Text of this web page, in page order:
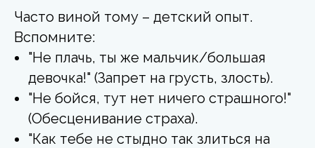
Часто виной тому – детский опыт.
Вспомните:
"Не плачь, ты же мальчик/большая
девочка!" (Запрет на грусть, злость).
"Не бойся, тут нет ничего страшного!"
(Обесценивание страха).
"Как тебе не стыдно так злиться на